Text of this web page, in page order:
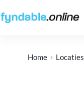
naar
de
Home Locaties